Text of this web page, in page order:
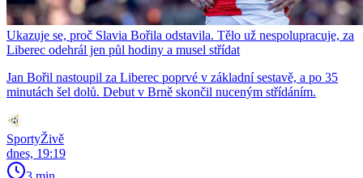
Ukazuje se, proč Slavia Bořila odstavila. Tělo už nespolupracuje, za
Liberec odehrál jen půl hodiny a musel střídat
Jan Bořil nastoupil za Liberec poprvé v základní sestavě, a po 35
minutách šel dolů. Debut v Brně skončil nuceným střídáním.
SportyŽivě
dnes, 19:19